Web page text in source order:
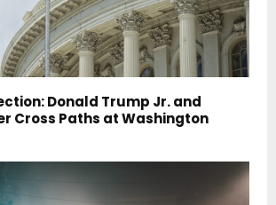
Donald Trump Jr. and
Cross Paths at Washington